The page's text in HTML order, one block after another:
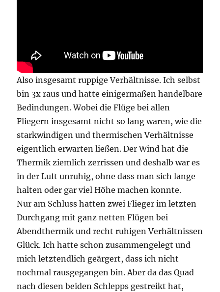
Also insgesamt ruppige Verhältnisse. Ich selbst
bin 3x raus und hatte einigermaßen handelbare
Bedindungen. Wobei die Flüge bei allen
Fliegern insgesamt nicht so lang waren, wie die
starkwindigen und thermischen Verhältnisse
eigentlich erwarten ließen. Der Wind hat die
Thermik ziemlich zerrissen und deshalb war es
in der Luft unruhig, ohne dass man sich lange
halten oder gar viel Höhe machen konnte.
Nur am Schluss hatten zwei Flieger im letzten
Durchgang mit ganz netten Flügen bei
Abendthermik und recht ruhigen Verhältnissen
Glück. Ich hatte schon zusammengelegt und
mich letztendlich geärgert, dass ich nicht
nochmal rausgegangen bin. Aber da das Quad
nach diesen beiden Schlepps gestreikt hat,